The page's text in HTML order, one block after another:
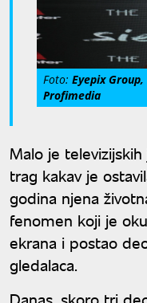
Foto: Eyepix
Profimedia
Malo je
trag kakav je
godina njena
fenomen koji je
ekrana i postao
gledalaca.
Danas, skoro tri